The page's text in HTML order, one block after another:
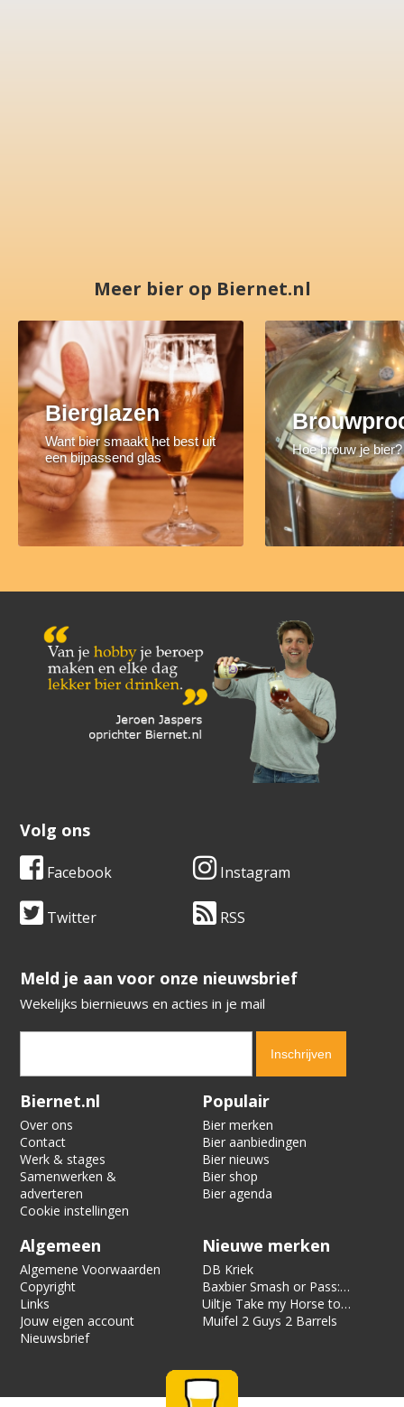
Meer bier op Biernet.nl
Bierglazen
Want bier smaakt het best uit
een bijpassend glas
Hoe brouw je bier?
Volg ons
Facebook Instagram
Twitter RSS
​​​​​​​Meld je aan voor onze nieuwsbrief
Wekelijks biernieuws en acties in je mail
Verification code:
Biernet.nl
Over ons
Contact
Werk & stages
Samenwerken &
adverteren
Cookie instellingen
Populair
Bier merken
Bier aanbiedingen
Bier nieuws
Bier shop
Bier agenda
Algemeen
Algemene Voorwaarden
Copyright
Links
Jouw eigen account
Nieuwsbrief
Nieuwe merken
DB Kriek
Baxbier Smash or Pass:
Strata
Uiltje Take my Horse to
the Hotel Room
Muifel 2 Guys 2 Barrels